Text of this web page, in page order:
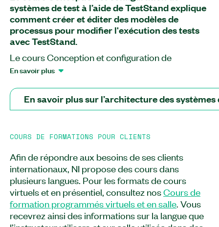
systèmes de test à l’aide de TestStand explique
comment créer et éditer des modèles de
processus pour modifier l'exécution des tests
avec TestStand.
Le cours Conception et configuration de
systèmes de test à l’aide de TestStand vous aide à
s'appuyant sur le cours Développement de
programmes de test à l’aide de TestStand. Dans
quand et comment identifier et modifier différents
répondre aux exigences de votre système de
test. Après avoir suivi ce cours, vous saurez
effectuer des exécutions de test sur plusieurs
séquences et contrôler TestStand par
programmation à l'aide de l'API TestStand. Vous
apprendrez également à soutenir les
En savoir plus
En savoir plus sur l’architecture des
COURS DE FORMATIONS POUR CLIENTS
Afin de répondre aux besoins de ses clients
internationaux, NI propose des cours dans
plusieurs langues. Pour les formats de cours
virtuels et en présentiel, consultez nosCours de
formation programmés virtuels et en salle. Vous
recevrez ainsi des informations sur la langue que